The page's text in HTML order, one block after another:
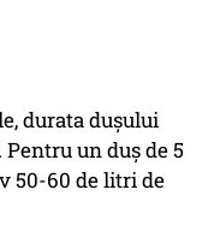
durata dușului
un duș de 5
50-60 de litri de